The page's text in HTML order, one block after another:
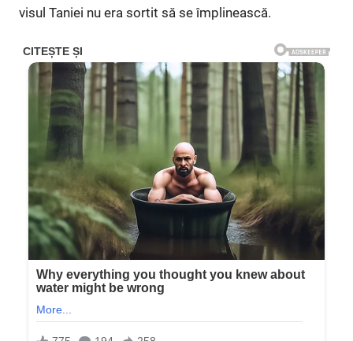
visul Taniei nu era sortit să se împlinească.